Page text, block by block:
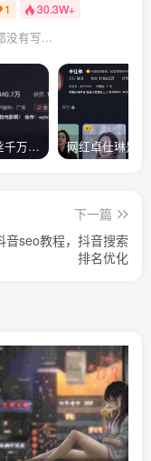
1 30.3W+
没有写...
真子日记：粉丝千万的真子日记是最懂反转的网红吗？
下一篇
音seo教程，抖音搜索
排名优化